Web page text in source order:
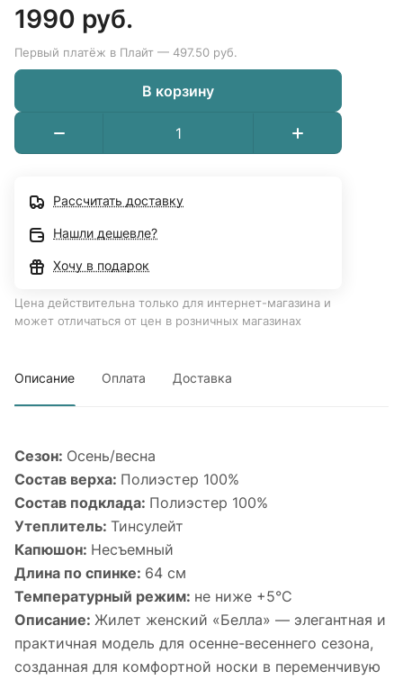
1990 руб.
Первый платёж в Плайт — 497.50 руб.
В корзину
Рассчитать доставку
Нашли дешевле?
Хочу в подарок
Цена действительна только для интернет-магазина и
может отличаться от цен в розничных магазинах
Описание Оплата Доставка
Сезон: Осень/весна
Состав верха: Полиэстер 100%
Состав подклада: Полиэстер 100%
Утеплитель: Тинсулейт
Капюшон: Несъемный
Длина по спинке: 64 см
Температурный режим: не ниже +5°С
Описание: Жилет женский «Белла» — элегантная и
практичная модель для осенне-весеннего сезона,
созданная для комфортной носки в переменчивую